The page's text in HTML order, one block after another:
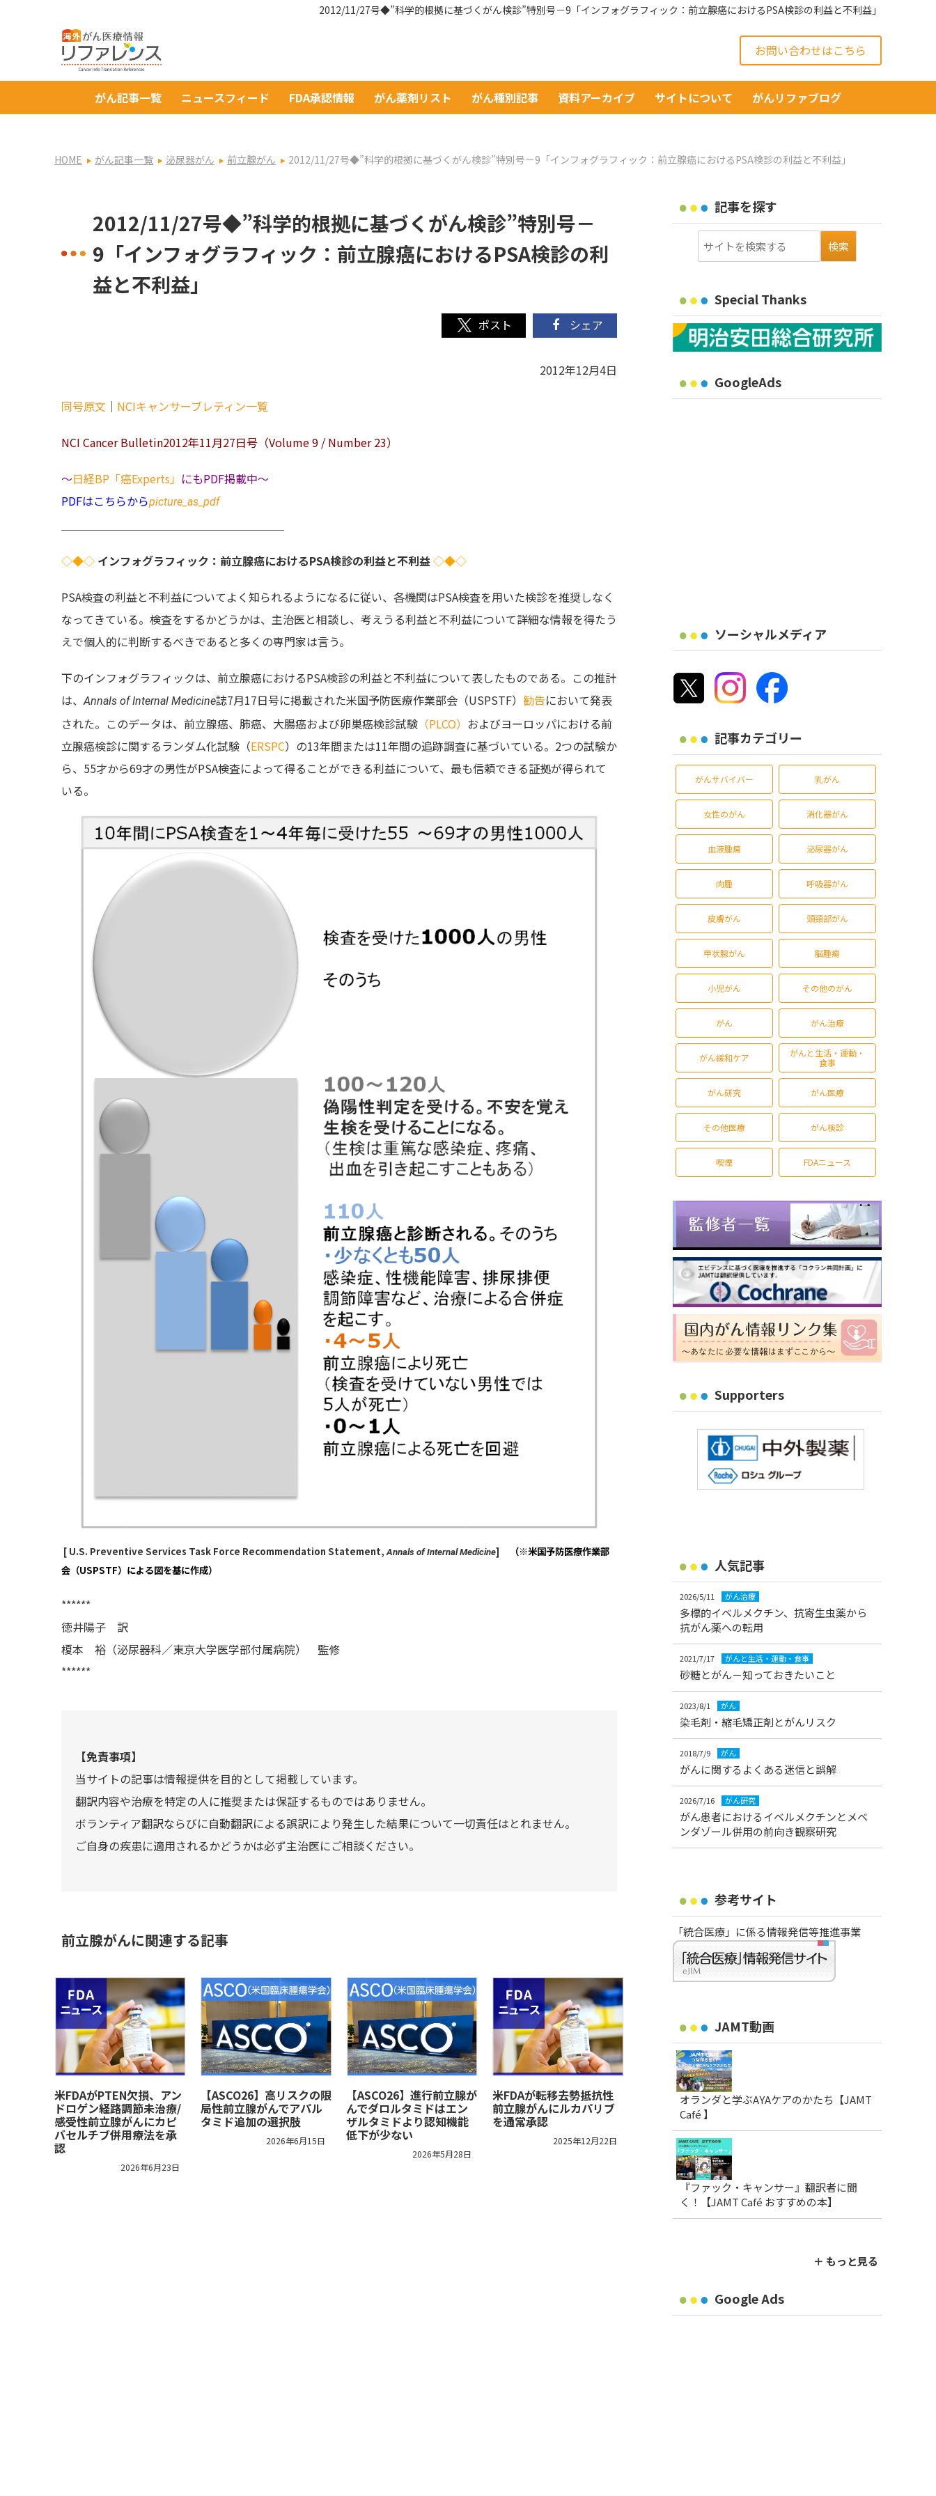
2012/11/27号◆”科学的根拠に基づくがん検診”特別号－9「インフォグラフィック：前立腺癌におけるPSA検診の利益と不利益」
お問い合わせはこちら
がん記事一覧 ニュースフィード FDA承認情報 がん薬剤リスト がん種別記事 資料アーカイブ サイトについて がんリファブログ
HOME がん記事一覧 泌尿器がん 前立腺がん 2012/11/27号◆”科学的根拠に基づくがん検診”特別号－9「インフォグラフィック：前立腺癌におけるPSA検診の利益と不利益」
2012/11/27号◆”科学的根拠に基づくがん検診”特別号－
9「インフォグラフィック：前立腺癌におけるPSA検診の利
益と不利益」
シェア
2012年12月4日
同号原文 ｜ NCIキャンサーブレティン一覧
NCI Cancer Bulletin2012年11月27日号（Volume 9 / Number 23）
～日経BP「癌Experts」 にもPDF掲載中～
PDFはこちらからpicture_as_pdf
◇◆◇ インフォグラフィック：前立腺癌におけるPSA検診の利益と不利益◇◆◇
PSA検査の利益と不利益についてよく知られるようになるに従い、各機関はPSA検査を用いた検診を推奨しなく
なってきている。検査をするかどうかは、主治医と相談し、考えうる利益と不利益について詳細な情報を得たう
えで個人的に判断するべきであると多くの専門家は言う。
下のインフォグラフィックは、前立腺癌におけるPSA検診の利益と不利益について表したものである。この推計
は、Annals of Internal Medicine誌7月17日号に掲載された米国予防医療作業部会（USPSTF） 勧告において発表
された。このデータは、前立腺癌、肺癌、大腸癌および卵巣癌検診試験 （PLCO） およびヨーロッパにおける前
立腺癌検診に関するランダム化試験（ERSPC）の13年間または11年間の追跡調査に基づいている。2つの試験か
ら、55才から69才の男性がPSA検査によって得ることができる利益について、最も信頼できる証拠が得られて
いる。
[ U.S. Preventive Services Task Force Recommendation Statement,Annals of Internal Medicine]
（※米国予防医療作業部
会（USPSTF）による図を基に作成）
******
徳井陽子 訳
榎本 裕（泌尿器科／東京大学医学部付属病院） 監修
******
【免責事項】
当サイトの記事は情報提供を目的として掲載しています。
翻訳内容や治療を特定の人に推奨または保証するものではありません。
ボランティア翻訳ならびに自動翻訳による誤訳により発生した結果について一切責任はとれません。
ご自身の疾患に適用されるかどうかは必ず主治医にご相談ください。
前立腺がんに関連する記事
米FDAがPTEN欠損、アン
ドロゲン経路調節未治療/
感受性前立腺がんにカピ
バセルチブ併用療法を承
認
2026年6月23日
【ASCO26】高リスクの限
局性前立腺がんでアパル
タミド追加の選択肢
2026年6月15日
【ASCO26】進行前立腺が
んでダロルタミドはエン
ザルタミドより認知機能
低下が少ない
2026年5月28日
米FDAが転移去勢抵抗性
前立腺がんにルカパリブ
を通常承認
2025年12月22日
記事を探す
Special Thanks
GoogleAds
ソーシャルメディア
記事カテゴリー
がんサバイバー 乳がん
女性のがん 消化器がん
血液腫瘍 泌尿器がん
肉腫 呼吸器がん
皮膚がん 頭頸部がん
甲状腺がん 脳腫瘍
小児がん その他のがん
がん がん治療
がん緩和ケア
がんと生活・運動・
食事
がん研究 がん医療
その他医療 がん検診
喫煙 FDAニュース
Supporters
人気記事
2026/5/11 がん治療
多標的イベルメクチン、抗寄生虫薬から
抗がん薬への転用
2021/7/17 がんと生活・運動・食事
砂糖とがん－知っておきたいこと
2023/8/1 がん
染毛剤・縮毛矯正剤とがんリスク
2018/7/9 がん
がんに関するよくある迷信と誤解
2026/7/16 がん研究
がん患者におけるイベルメクチンとメベ
ンダゾール併用の前向き観察研究
参考サイト
「統合医療」に係る情報発信等推進事業
JAMT動画
オランダと学ぶAYAケアのかたち【JAMT
Café 】
『ファック・キャンサー』翻訳者に聞
く！【JAMT Café おすすめの本】
＋ もっと見る
Google Ads